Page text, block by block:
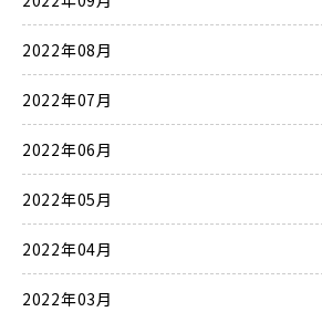
2022年08月
2022年07月
2022年06月
2022年05月
2022年04月
2022年03月